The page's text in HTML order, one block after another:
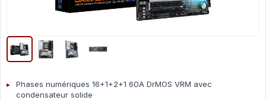
Phases numériques 16+1+2+1 60A DrMOS VRM avec
condensateur solide